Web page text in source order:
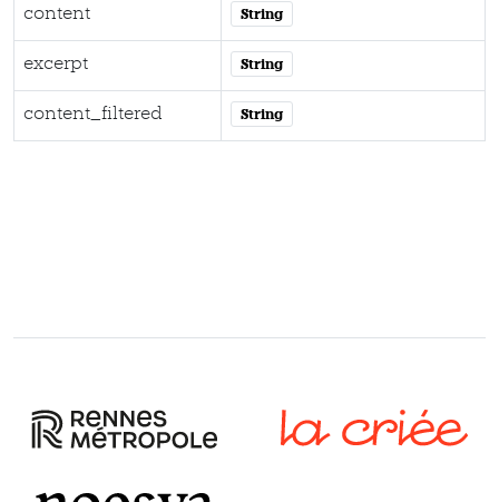
content String
excerpt String
content_filtered String